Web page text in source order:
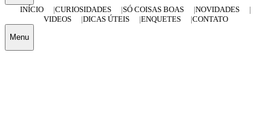
INÍCIO
CURIOSIDADES SÓ COISAS BOAS
NOVIDADES
VIDEOS
DICAS ÚTEIS ENQUETES CONTATO
Menu